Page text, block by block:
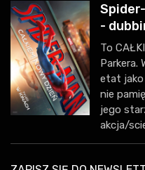
-
To
Parkera.
etat jako
nie
jego
akcja/